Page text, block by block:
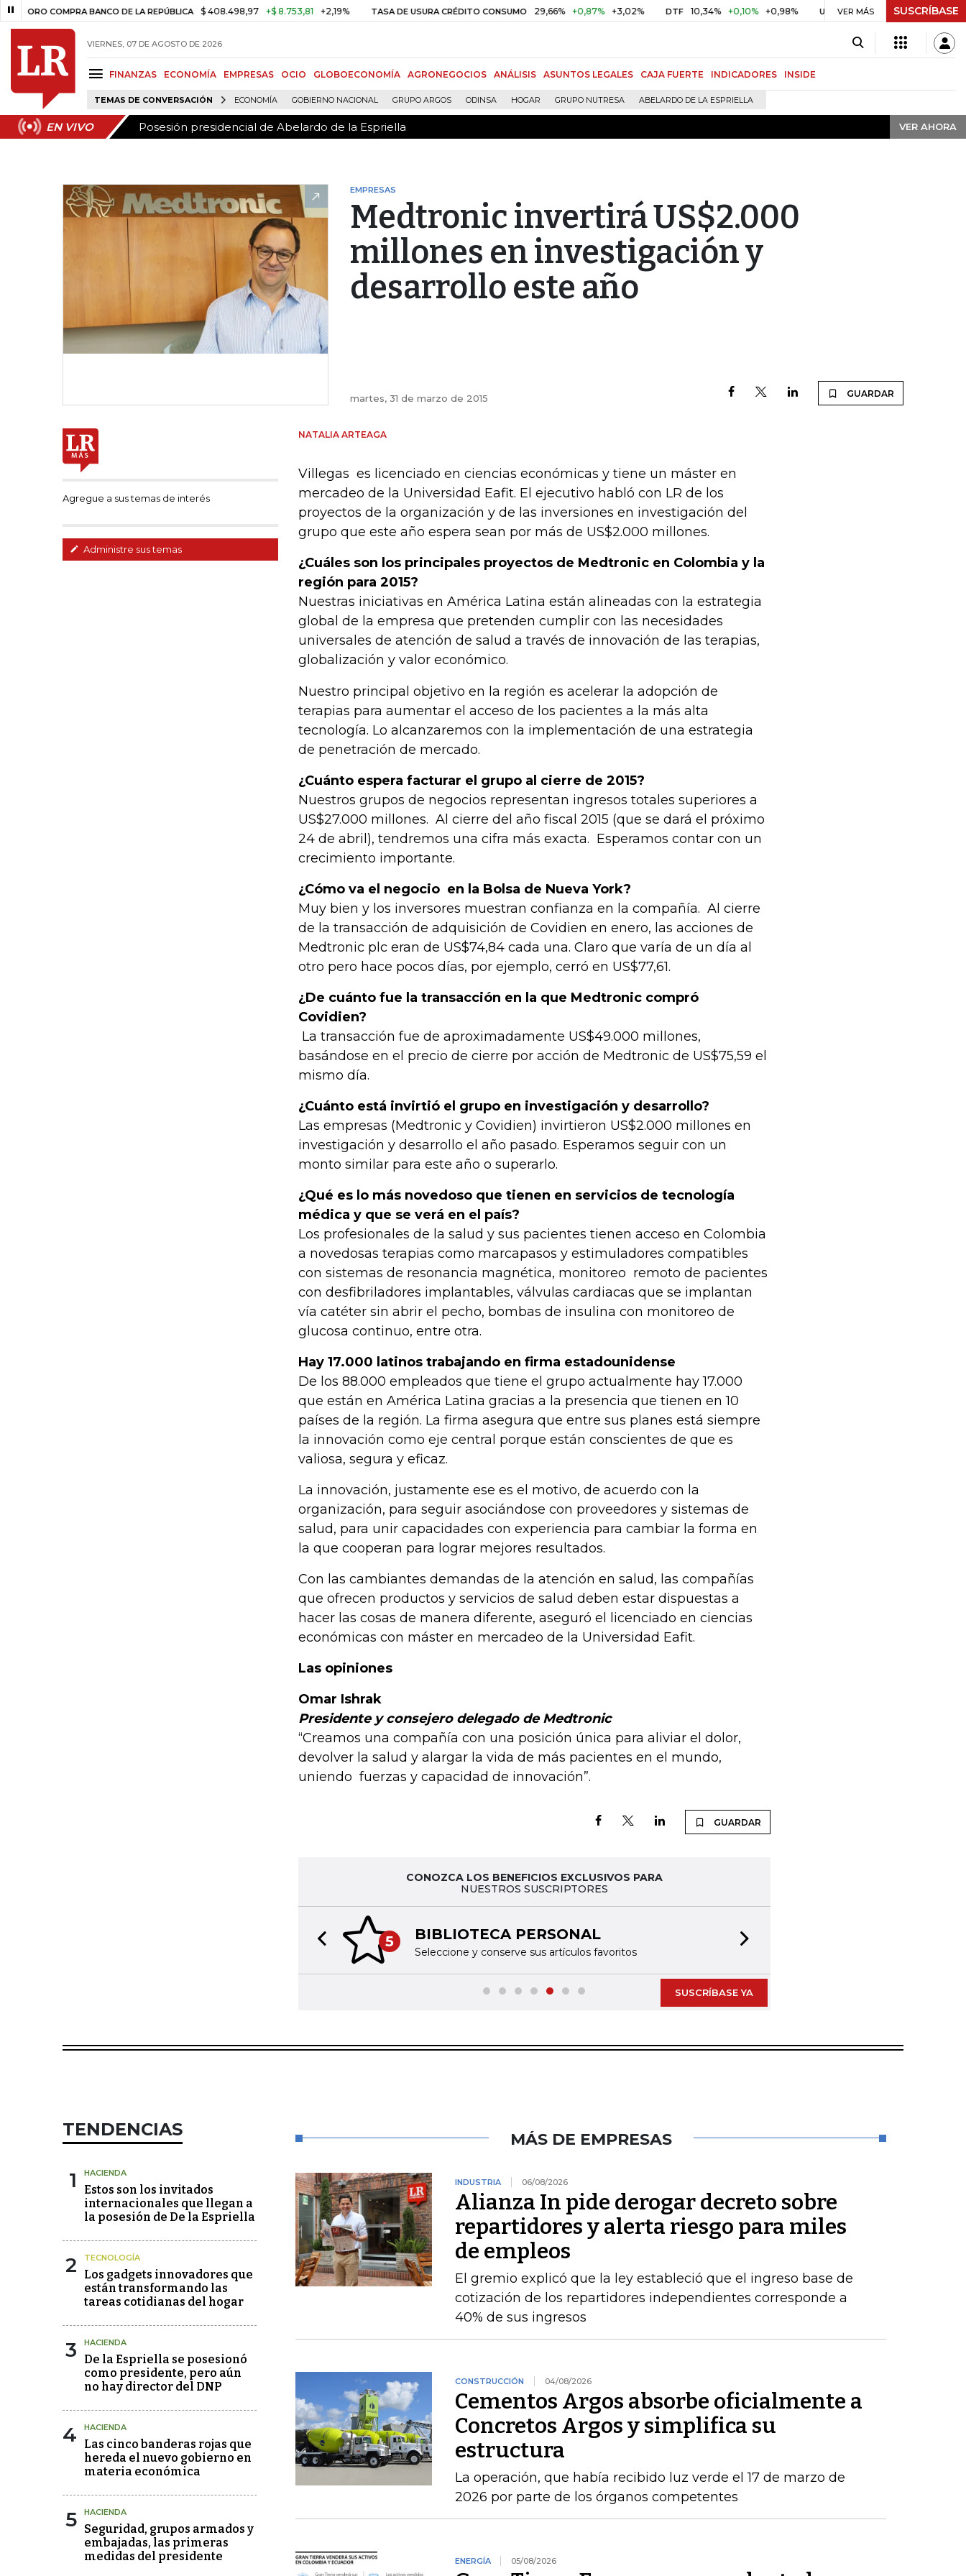
COMPRA BANCO DE LA REPÚBLICA $ 408.498,97 +$ 8.753,81 +2,19% TASA DE USURA CRÉDITO CONSUMO 29,66% +0,87% +3,02% DTF 10,34% +0,10% +0,98% UVR $ 416,91 +$ 0,05 +0,01%
VER MÁS SUSCRÍBASE
VIERNES, 07 DE AGOSTO DE 2026
FINANZAS ECONOMÍA EMPRESAS OCIO GLOBOECONOMÍA AGRONEGOCIOS ANÁLISIS ASUNTOS LEGALES CAJA FUERTE INDICADORES INSIDE
TEMAS DE CONVERSACIÓN ECONOMÍA GOBIERNO NACIONAL GRUPO ARGOS ODINSA HOGAR GRUPO NUTRESA ABELARDO DE LA ESPRIELLA
EN VIVO Posesión presidencial de Abelardo de la Espriella VER AHORA
EN VIVO Posesión presidencial de Abelardo de la Espriella VER AHORA
EMPRESAS
Medtronic invertirá US$2.000
millones en investigación y
desarrollo este año
martes, 31 de marzo de 2015 GUARDAR
Agregue a sus temas de interés
Administre sus temas
NATALIA ARTEAGA
Villegas es licenciado en ciencias económicas y tiene un máster en
mercadeo de la Universidad Eafit. El ejecutivo habló con LR de los
proyectos de la organización y de las inversiones en investigación del
grupo que este año espera sean por más de US$2.000 millones.
¿Cuáles son los principales proyectos de Medtronic en Colombia y la
región para 2015?
Nuestras iniciativas en América Latina están alineadas con la estrategia
global de la empresa que pretenden cumplir con las necesidades
universales de atención de salud a través de innovación de las terapias,
globalización y valor económico.
Nuestro principal objetivo en la región es acelerar la adopción de
terapias para aumentar el acceso de los pacientes a la más alta
tecnología. Lo alcanzaremos con la implementación de una estrategia
de penetración de mercado.
¿Cuánto espera facturar el grupo al cierre de 2015?
Nuestros grupos de negocios representan ingresos totales superiores a
US$27.000 millones. Al cierre del año fiscal 2015 (que se dará el próximo
24 de abril), tendremos una cifra más exacta. Esperamos contar con un
crecimiento importante.
¿Cómo va el negocio en la Bolsa de Nueva York?
Muy bien y los inversores muestran confianza en la compañía. Al cierre
de la transacción de adquisición de Covidien en enero, las acciones de
Medtronic plc eran de US$74,84 cada una. Claro que varía de un día al
otro pero hace pocos días, por ejemplo, cerró en US$77,61.
¿De cuánto fue la transacción en la que Medtronic compró
Covidien?
La transacción fue de aproximadamente US$49.000 millones,
basándose en el precio de cierre por acción de Medtronic de US$75,59 el
mismo día.
¿Cuánto está invirtió el grupo en investigación y desarrollo?
Las empresas (Medtronic y Covidien) invirtieron US$2.000 millones en
investigación y desarrollo el año pasado. Esperamos seguir con un
monto similar para este año o superarlo.
¿Qué es lo más novedoso que tienen en servicios de tecnología
médica y que se verá en el país?
Los profesionales de la salud y sus pacientes tienen acceso en Colombia
a novedosas terapias como marcapasos y estimuladores compatibles
con sistemas de resonancia magnética, monitoreo remoto de pacientes
con desfibriladores implantables, válvulas cardiacas que se implantan
vía catéter sin abrir el pecho, bombas de insulina con monitoreo de
glucosa continuo, entre otra.
Hay 17.000 latinos trabajando en firma estadounidense
De los 88.000 empleados que tiene el grupo actualmente hay 17.000
que están en América Latina gracias a la presencia que tienen en 10
países de la región. La firma asegura que entre sus planes está siempre
la innovación como eje central porque están conscientes de que es
valiosa, segura y eficaz.
La innovación, justamente ese es el motivo, de acuerdo con la
organización, para seguir asociándose con proveedores y sistemas de
salud, para unir capacidades con experiencia para cambiar la forma en
la que cooperan para lograr mejores resultados.
Con las cambiantes demandas de la atención en salud, las compañías
que ofrecen productos y servicios de salud deben estar dispuestas a
hacer las cosas de manera diferente, aseguró el licenciado en ciencias
económicas con máster en mercadeo de la Universidad Eafit.
Las opiniones
Omar Ishrak
Presidente y consejero delegado de Medtronic
“Creamos una compañía con una posición única para aliviar el dolor,
devolver la salud y alargar la vida de más pacientes en el mundo,
uniendo fuerzas y capacidad de innovación”.
GUARDAR
CONOZCA LOS BENEFICIOS EXCLUSIVOS PARA
NUESTROS SUSCRIPTORES
5 BIBLIOTECA PERSONAL
Seleccione y conserve sus artículos favoritos
Previous slide
SUSCRÍBASE YA
TENDENCIAS
1 HACIENDA
Estos son los invitados
internacionales que llegan a
la posesión de De la Espriella
2 TECNOLOGÍA
Los gadgets innovadores que
están transformando las
tareas cotidianas del hogar
3 HACIENDA
De la Espriella se posesionó
como presidente, pero aún
no hay director del DNP
4 HACIENDA
Las cinco banderas rojas que
hereda el nuevo gobierno en
materia económica
5 HACIENDA
Seguridad, grupos armados y
embajadas, las primeras
medidas del presidente
MÁS DE EMPRESAS
INDUSTRIA 06/08/2026
Alianza In pide derogar decreto sobre
repartidores y alerta riesgo para miles
de empleos
El gremio explicó que la ley estableció que el ingreso base de
cotización de los repartidores independientes corresponde a
40% de sus ingresos
CONSTRUCCIÓN 04/08/2026
Cementos Argos absorbe oficialmente a
Concretos Argos y simplifica su
estructura
La operación, que había recibido luz verde el 17 de marzo de
2026 por parte de los órganos competentes
ENERGÍA 05/08/2026